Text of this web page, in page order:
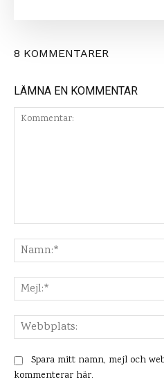
8 KOMMENTARER
LÄMNA EN KOMMENTAR
Spara mitt namn, mejl och
kommenterar här.